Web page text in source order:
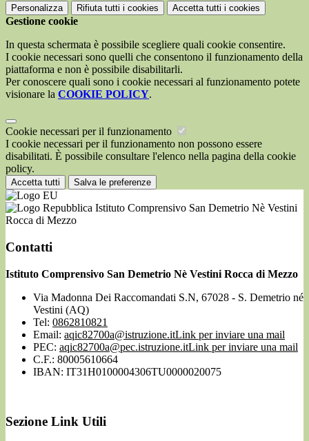
Personalizza Rifiuta tutti i cookies Accetta tutti i cookies
Gestione cookie
In questa schermata è possibile scegliere quali cookie consentire.
I cookie necessari sono quelli che consentono il funzionamento della
piattaforma e non è possibile disabilitarli.
Per conoscere quali sono i cookie necessari al funzionamento potete
visionare la COOKIE POLICY.
Cookie necessari per il funzionamento
I cookie necessari per il funzionamento non possono essere
disabilitati. È possibile consultare l'elenco nella pagina della cookie
policy.
Accetta tutti Salva le preferenze
Istituto Comprensivo San Demetrio Nè Vestini
Rocca di Mezzo
Contatti
Istituto Comprensivo San Demetrio Nè Vestini Rocca di Mezzo
Via Madonna Dei Raccomandati S.N, 67028 - S. Demetrio né
Vestini (AQ)
Tel: 0862810821
Email: aqic82700a@istruzione.itLink per inviare una mail
PEC: aqic82700a@pec.istruzione.itLink per inviare una mail
C.F.: 80005610664
IBAN: IT31H0100004306TU0000020075
Sezione Link Utili